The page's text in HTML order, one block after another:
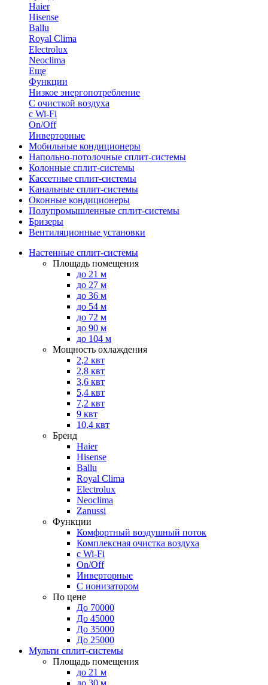
Haier
Hisense
Ballu
Royal Clima
Electrolux
Neoclima
Еще
Функции
Низкое энергопотребление
С очисткой воздуха
с Wi-Fi
On/Off
Инверторные
Мобильные кондиционеры
Напольно-потолоч​ные ​сплит-системы
Колонные ​​сплит-системы
Кассетные сплит-системы
Канальные сплит-системы
Оконные кондиционеры
Полупромышленные сплит-системы
Бризеры
Вентиляционные установки
Настенные сплит-системы
Площадь помещения
до 21 м
до 27 м
до 36 м
до 54 м
до 72 м
до 90 м
до 104 м
Мощность охлаждения
2,2 квт
2,8 квт
3,6 квт
5,4 квт
7,2 квт
9 квт
10,4 квт
Бренд
Haier
Hisense
Ballu
Royal Clima
Electrolux
Neoclima
Zanussi
Функции
Комфортный воздушный поток
Комплексная очистка воздуха
с Wi-Fi
On/Off
Инверторные
С ионизатором
По цене
До 70000
До 45000
До 35000
До 25000
Мульти сплит-системы
Площадь помещения
до 21 м
до 30 м